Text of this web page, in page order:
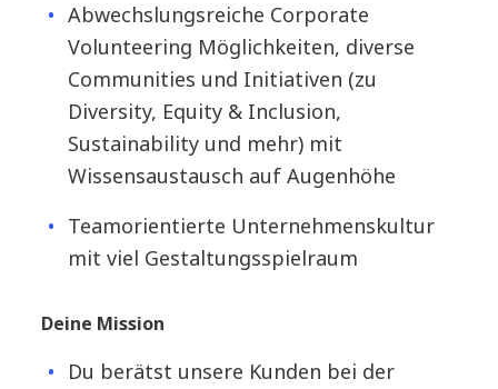
Abwechslungsreiche Corporate
Volunteering Möglichkeiten, diverse
Communities und Initiativen (zu
Diversity, Equity & Inclusion,
Sustainability und mehr) mit
Wissensaustausch auf Augenhöhe
Teamorientierte Unternehmenskultur
mit viel Gestaltungsspielraum
Deine Mission
Du berätst unsere Kunden bei der